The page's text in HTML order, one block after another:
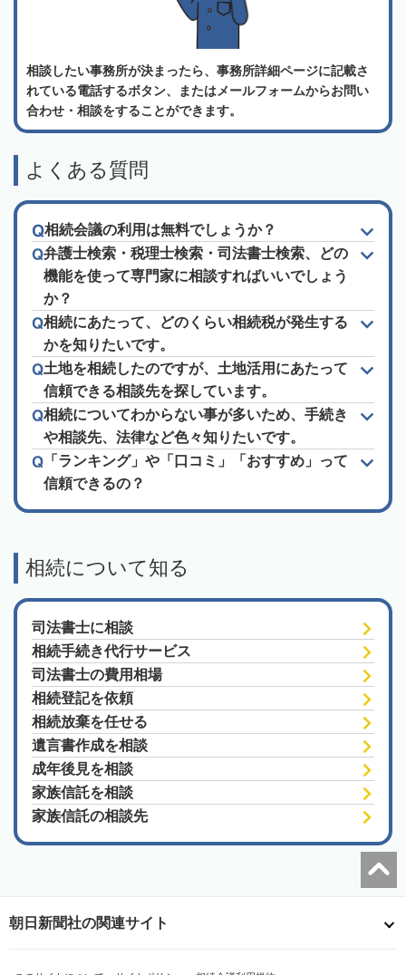
相談したい事務所が決まったら、事務所詳細ページに記載さ
れている電話するボタン、またはメールフォームからお問い
合わせ・相談をすることができます。
よくある質問
相続会議の利用は無料でしょうか？
弁護士検索・税理士検索・司法書士検索、どの
機能を使って専門家に相談すればいいでしょう
か？
相続にあたって、どのくらい相続税が発生する
かを知りたいです。
土地を相続したのですが、土地活用にあたって
信頼できる相談先を探しています。
相続についてわからない事が多いため、手続き
や相談先、法律など色々知りたいです。
「ランキング」や「口コミ」「おすすめ」って
信頼できるの？
相続について知る
司法書士に相談
相続手続き代行サービス
司法書士の費用相場
相続登記を依頼
相続放棄を任せる
遺言書作成を相談
成年後見を相談
家族信託を相談
家族信託の相談先
朝日新聞社の関連サイト